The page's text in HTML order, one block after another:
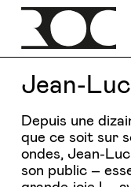
Jean-
Depuis une
que ce soit sur
ondes, Jean-
son public –